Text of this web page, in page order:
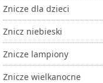
Znicze dla dzieci
Znicz niebieski
Znicze lampiony
Znicze wielkanocne